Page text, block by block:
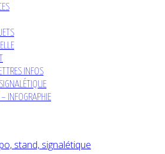
INFOS
– INFOGRAPHIE
stand, signalétique